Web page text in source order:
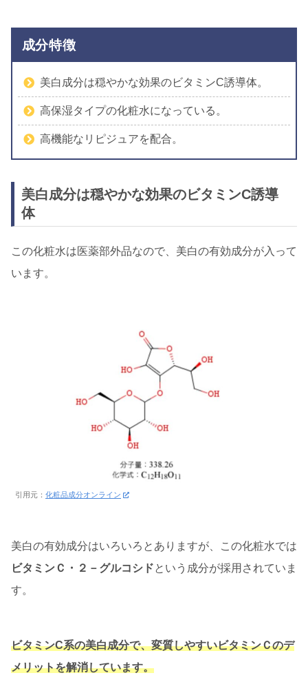
成分特徴
美白成分は穏やかな効果のビタミンC誘導体。
高保湿タイプの化粧水になっている。
高機能なリピジュアを配合。
美白成分は穏やかな効果のビタミンC誘導
体
この化粧水は医薬部外品なので、美白の有効成分が入って
います。
引用元： 化粧品成分オンライン
美白の有効成分はいろいろとありますが、この化粧水では
ビタミンＣ・２－グルコシドという成分が採用されていま
す。
ビタミンC系の美白成分で、変質しやすいビタミンＣのデ
メリットを解消しています。